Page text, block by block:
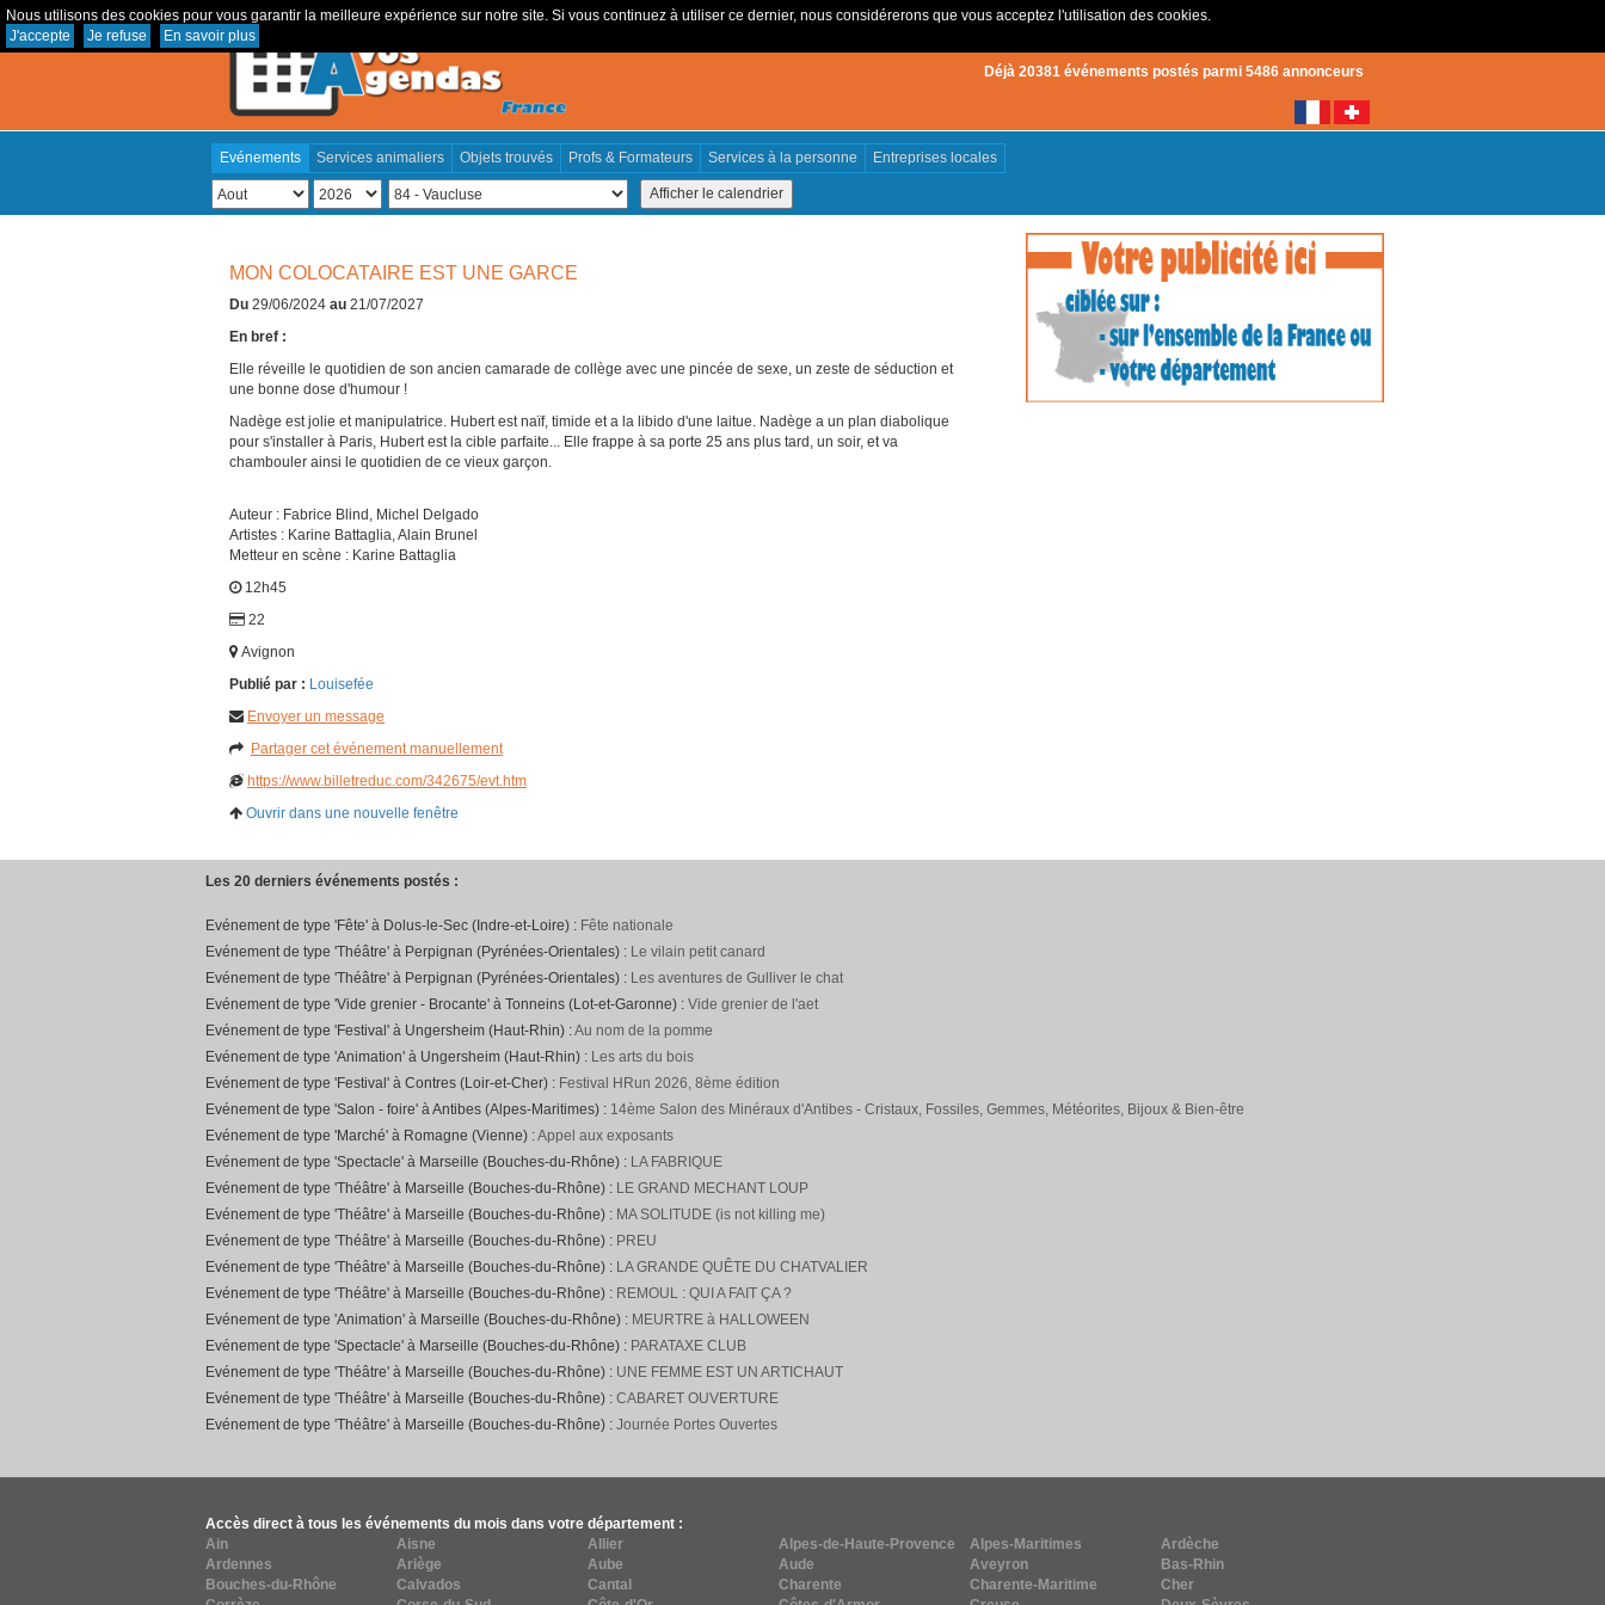
Nous utilisons des cookies pour vous garantir la meilleure expérience sur notre site. Si vous continuez à utiliser ce dernier, nous considérerons que vous acceptez l'utilisation des cookies.
J'accepte
Je refuse En savoir plus
Créer un compte
Déjà 20381 événements postés parmi 5486 annonceurs
Evénements Services animaliers Objets trouvés Profs & Formateurs Services à la personne Entreprises locales
MON COLOCATAIRE EST UNE GARCE
Du 29/06/2024 au 21/07/2027
En bref :
Elle réveille le quotidien de son ancien camarade de collège avec une pincée de sexe, un zeste de séduction et
une bonne dose d'humour !
Nadège est jolie et manipulatrice. Hubert est naïf, timide et a la libido d'une laitue. Nadège a un plan diabolique
pour s'installer à Paris, Hubert est la cible parfaite... Elle frappe à sa porte 25 ans plus tard, un soir, et va
chambouler ainsi le quotidien de ce vieux garçon.
Auteur : Fabrice Blind, Michel Delgado
Artistes : Karine Battaglia, Alain Brunel
Metteur en scène : Karine Battaglia
12h45
22
Avignon
Publié par : Louisefée
Envoyer un message
Partager cet événement manuellement
https://www.billetreduc.com/342675/evt.htm
Ouvrir dans une nouvelle fenêtre
Les 20 derniers événements postés :
Evénement de type 'Fête' à Dolus-le-Sec (Indre-et-Loire) : Fête nationale
Evénement de type 'Théâtre' à Perpignan (Pyrénées-Orientales) : Le vilain petit canard
Evénement de type 'Théâtre' à Perpignan (Pyrénées-Orientales) : Les aventures de Gulliver le chat
Evénement de type 'Vide grenier - Brocante' à Tonneins (Lot-et-Garonne) : Vide grenier de l'aet
Evénement de type 'Festival' à Ungersheim (Haut-Rhin) :Au nom de la pomme
Evénement de type 'Animation' à Ungersheim (Haut-Rhin) : Les arts du bois
Evénement de type 'Festival' à Contres (Loir-et-Cher) : Festival HRun 2026, 8ème édition
Evénement de type 'Salon - foire' à Antibes (Alpes-Maritimes) : 14ème Salon des Minéraux d'Antibes - Cristaux, Fossiles, Gemmes, Météorites, Bijoux & Bien-être
Evénement de type 'Marché' à Romagne (Vienne) :Appel aux exposants
Evénement de type 'Spectacle' à Marseille (Bouches-du-Rhône) : LA FABRIQUE
Evénement de type 'Théâtre' à Marseille (Bouches-du-Rhône) : LE GRAND MECHANT LOUP
Evénement de type 'Théâtre' à Marseille (Bouches-du-Rhône) : MA SOLITUDE (is not killing me)
Evénement de type 'Théâtre' à Marseille (Bouches-du-Rhône) : PREU
Evénement de type 'Théâtre' à Marseille (Bouches-du-Rhône) : LA GRANDE QUÊTE DU CHATVALIER
Evénement de type 'Théâtre' à Marseille (Bouches-du-Rhône) : REMOUL : QUI A FAIT ÇA ?
Evénement de type 'Animation' à Marseille (Bouches-du-Rhône) : MEURTRE à HALLOWEEN
Evénement de type 'Spectacle' à Marseille (Bouches-du-Rhône) : PARATAXE CLUB
Evénement de type 'Théâtre' à Marseille (Bouches-du-Rhône) : UNE FEMME EST UN ARTICHAUT
Evénement de type 'Théâtre' à Marseille (Bouches-du-Rhône) : CABARET OUVERTURE
Evénement de type 'Théâtre' à Marseille (Bouches-du-Rhône) : Journée Portes Ouvertes
Accès direct à tous les événements du mois dans votre département :
Ain
Aisne Allier Alpes-de-Haute-Provence Alpes-Maritimes
Ardèche
Ardennes
Ariège Aube Aude Aveyron
Bas-Rhin
Bouches-du-Rhône
Calvados Cantal Charente Charente-Maritime
Cher